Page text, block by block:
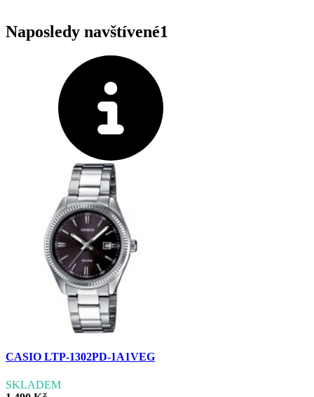
Naposledy navštívené1
CASIO LTP-1302PD-1A1VEG
SKLADEM